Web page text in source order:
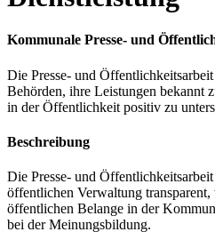
Kommunale Presse- und
Die Presse- und
Behörden, ihre Leistungen bekannt
in der Öffentlichkeit positiv zu
Beschreibung
Die Presse- und
öffentlichen Verwaltung
öffentlichen Belange in der
bei der Meinungsbildung.